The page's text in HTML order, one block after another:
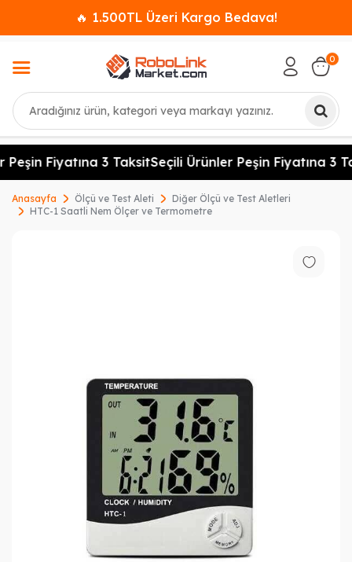
🔥 1.500TL Üzeri Kargo Bedava!
Ara
0
Fiyatına 3 TaksitSeçili Ürünler Peşin Fiyatına 3
Anasayfa Ölçü ve Test Aleti
Diğer Ölçü ve Test Aletleri
HTC-1 Saatli Nem Ölçer ve Termometre